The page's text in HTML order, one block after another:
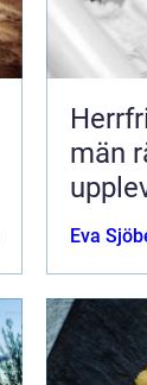
män
Eva